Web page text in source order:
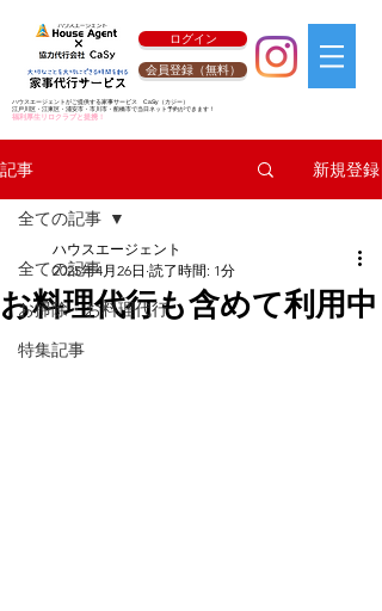
ログイン
会員登録（無料）
ハウスエージェントがご提供する家事サービス CaSy （カジー）
江戸川区・江東区・浦安市・市川市・船橋市で当日ネット予約ができます！
福利厚生リロクラブと提携！
記事 新規登録
全ての記事
お掃除・お料理代行
特集記事
全ての記事
お料理代行も含めて利用中
ハウスエージェント
2025年4月26日 読了時間: 1分